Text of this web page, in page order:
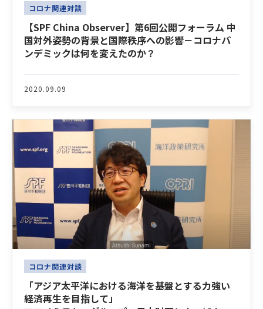
コロナ関連対談
【SPF China Observer】第6回公開フォーラム 中
国対外姿勢の背景と国際秩序への影響－コロナパ
ンデミックは何を変えたのか？
2020.09.09
コロナ関連対談
「アジア太平洋における海洋を基盤とする力強い
経済再生を目指して」